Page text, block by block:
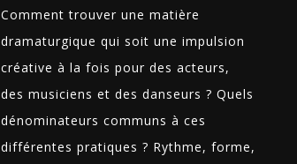
Comment trouver une matière
dramaturgique qui soit une impulsion
créative à la fois pour des acteurs,
des musiciens et des danseurs ? Quels
dénominateurs communs à ces
différentes pratiques ? Rythme, forme,